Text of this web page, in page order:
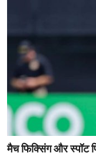
मैच फिक्सिंग और स्पॉट